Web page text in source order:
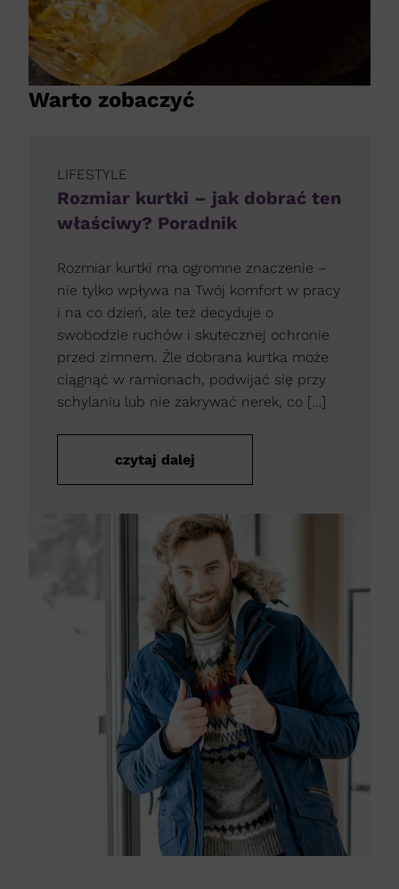
Warto zobaczyć
LIFESTYLE
Rozmiar kurtki – jak dobrać ten
właściwy? Poradnik
Rozmiar kurtki ma ogromne znaczenie –
nie tylko wpływa na Twój komfort w pracy
i na co dzień, ale też decyduje o
swobodzie ruchów i skutecznej ochronie
przed zimnem. Źle dobrana kurtka może
ciągnąć w ramionach, podwijać się przy
schylaniu lub nie zakrywać nerek, co […]
czytaj dalej